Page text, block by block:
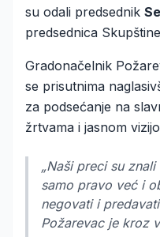
su odali predsednik
predsednica Skupštine
Gradonačelnik
se prisutnima
za podsećanje na
žrtvama i jasnom
„Naši preci su
samo pravo već i
negovati i
Požarevac je kroz